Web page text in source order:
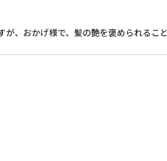
、おかげ様で、髪の艶を褒められるこ